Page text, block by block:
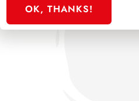
OK, THANKS!